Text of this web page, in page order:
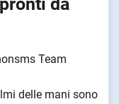
Team
delle mani sono